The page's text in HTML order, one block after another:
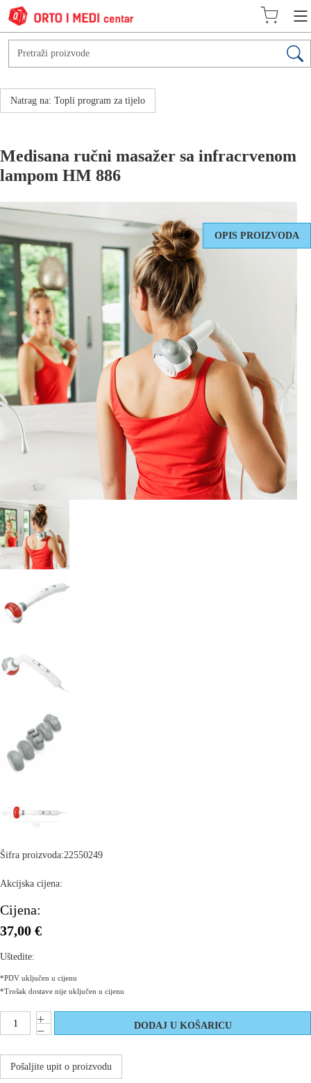
Natrag na: Topli program za tijelo
Medisana ručni masažer sa infracrvenom
lampom HM 886
OPIS PROIZVODA
Šifra proizvoda:22550249
Akcijska cijena:
Cijena:
37,00 €
Uštedite:
*PDV uključen u cijenu
*Trošak dostave nije uključen u cijenu
Pošaljite upit o proizvodu